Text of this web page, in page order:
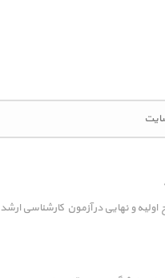
اولیه و نهایی در آزمون کارشناسی ارشد